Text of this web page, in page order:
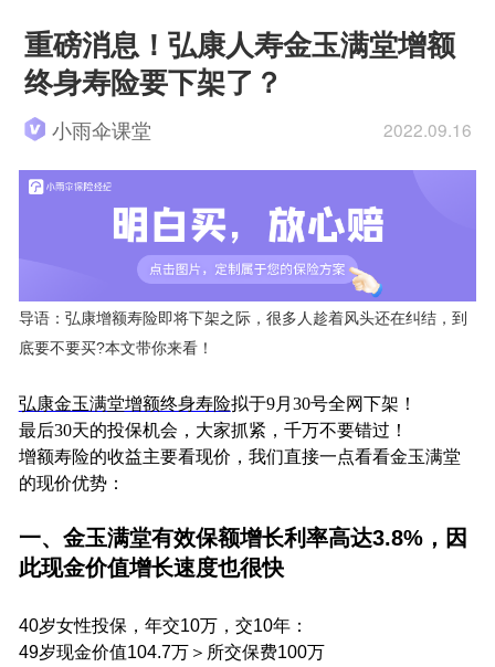
重磅消息！弘康人寿金玉满堂增额
终身寿险要下架了？
小雨伞课堂 2022.09.16
导语：弘康增额寿险即将下架之际，很多人趁着风头还在纠结，到
底要不要买?本文带你来看！
弘康金玉满堂增额终身寿险拟于9月30号全网下架！
最后30天的投保机会，大家抓紧，千万不要错过！
增额寿险的收益主要看现价，我们直接一点看看金玉满堂
的现价优势：
一、金玉满堂有效保额增长利率高达3.8%，因
此现金价值增长速度也很快
40岁女性投保，年交10万，交10年：
49岁现金价值104.7万＞所交保费100万